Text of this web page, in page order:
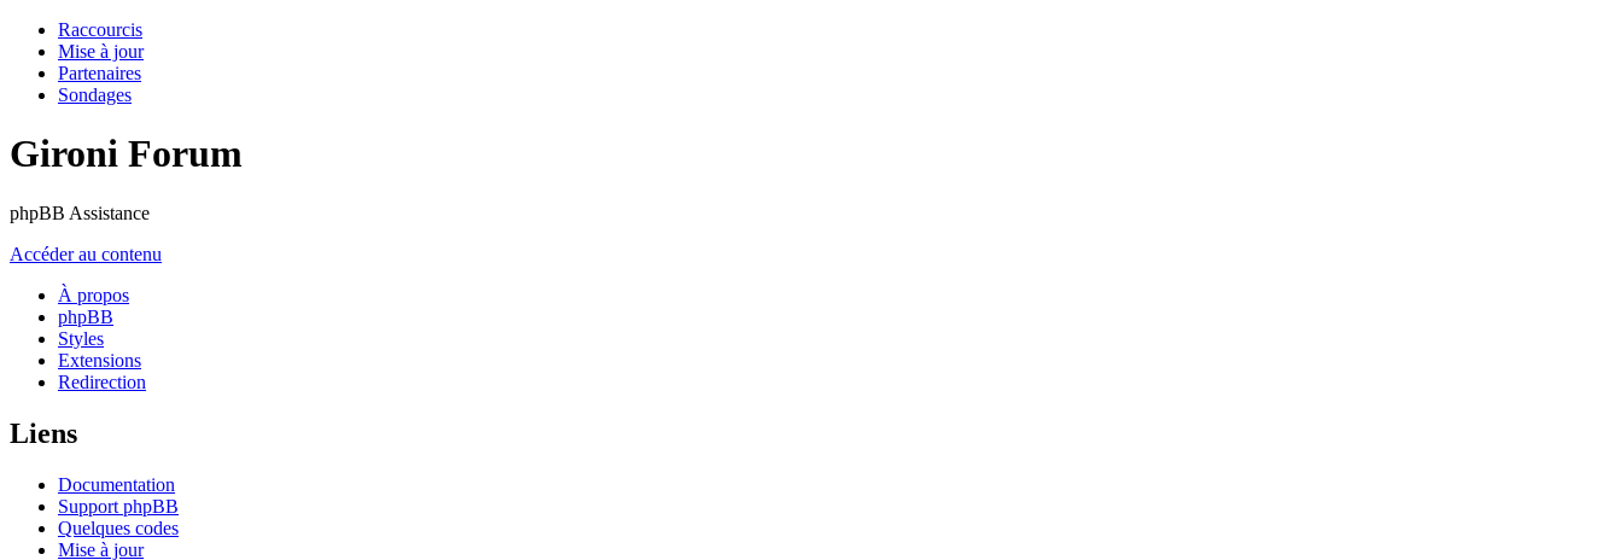
Raccourcis
Mise à jour
Partenaires
Sondages
Gironi Forum
phpBB Assistance
Accéder au contenu
À propos
phpBB
Styles
Extensions
Redirection
Liens
Documentation
Support phpBB
Quelques codes
Mise à jour